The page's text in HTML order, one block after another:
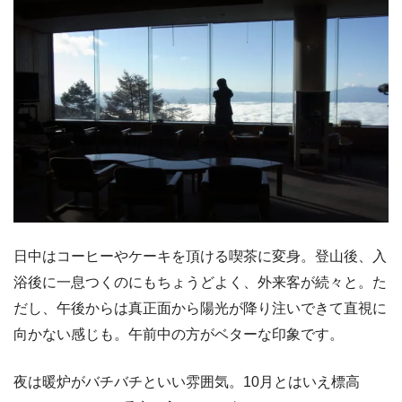
日中はコーヒーやケーキを頂ける喫茶に変身。登山後、入
浴後に一息つくのにもちょうどよく、外来客が続々と。た
だし、午後からは真正面から陽光が降り注いできて直視に
向かない感じも。午前中の方がベターな印象です。
夜は暖炉がバチバチといい雰囲気。10月とはいえ標高